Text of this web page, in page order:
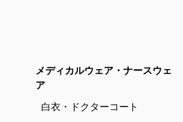
メディカルウェア・ナースウェ
ア
白衣・ドクターコート